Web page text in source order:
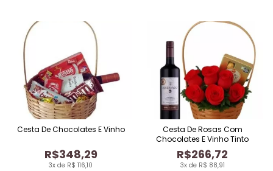
3x de R$ 116,10
R$348,29
Cesta De Chocolates E Vinho
3x de R$ 88,91
R$266,72
Cesta De Rosas Com
Chocolates E Vinho Tinto